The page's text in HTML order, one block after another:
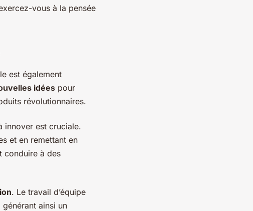
vous à la pensée
est également
idées pour
révolutionnaires.
innover est cruciale.
et en remettant en
conduire à des
. Le travail d’équipe
ainsi un